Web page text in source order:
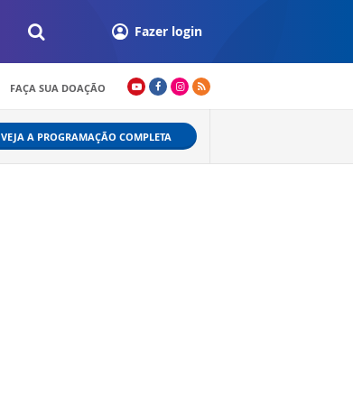
Fazer login
FAÇA SUA DOAÇÃO
VEJA A PROGRAMAÇÃO COMPLETA